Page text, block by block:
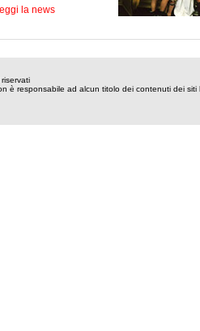
la news
è responsabile ad alcun titolo dei contenuti dei siti